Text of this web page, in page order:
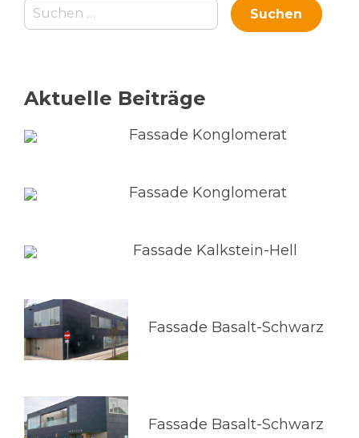
Aktuelle Beiträge
Fassade Konglomerat
Fassade Konglomerat
Fassade Kalkstein-Hell
Fassade Basalt-Schwarz
Fassade Basalt-Schwarz